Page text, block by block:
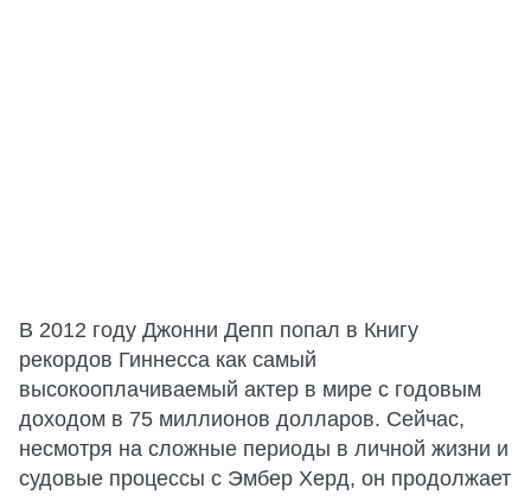
В 2012 году Джонни Депп попал в Книгу
рекордов Гиннесса как самый
высокооплачиваемый актер в мире с годовым
доходом в 75 миллионов долларов. Сейчас,
несмотря на сложные периоды в личной жизни и
судовые процессы с Эмбер Херд, он продолжает